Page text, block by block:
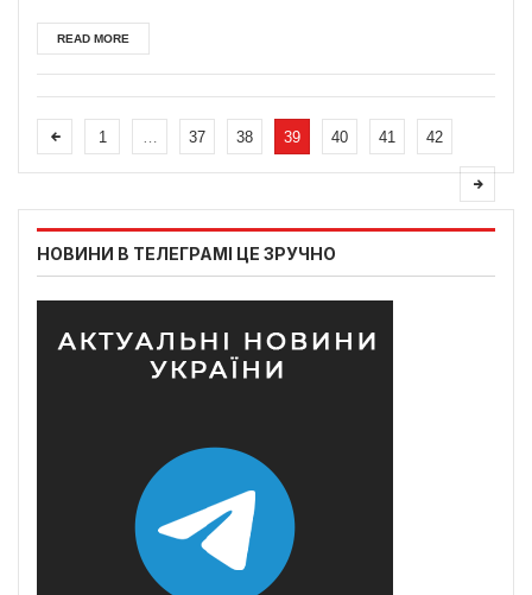
READ MORE
1 37 38 39 40 41 42
НОВИНИ В ТЕЛЕГРАМІ ЦЕ ЗРУЧНО